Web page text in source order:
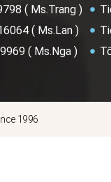
( Ms.Trang )
( Ms.Lan )
( Ms.Nga )
1996